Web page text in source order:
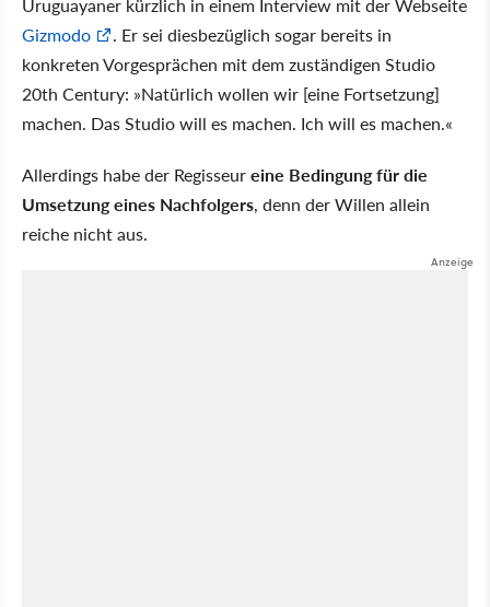
Gizmodo
. Er sei diesbezüglich sogar bereits in
konkreten Vorgesprächen mit dem zuständigen Studio
20th Century: Natürlich wollen wir [eine Fortsetzung]
machen. Das Studio will es machen. Ich will es machen.
Allerdings habe der Regisseureine Bedingung für die
Umsetzung eines Nachfolgers, denn der Willen allein
reiche nicht aus.